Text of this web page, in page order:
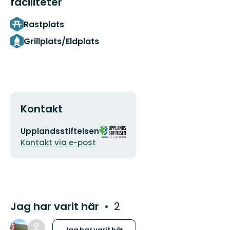
Rastplats
Grillplats/Eldplats
Kontakt
E-
postadress
Upplandsstiftelsen
Kontakt via e-post
Organisationens
logotyp
Jag har varit här 2